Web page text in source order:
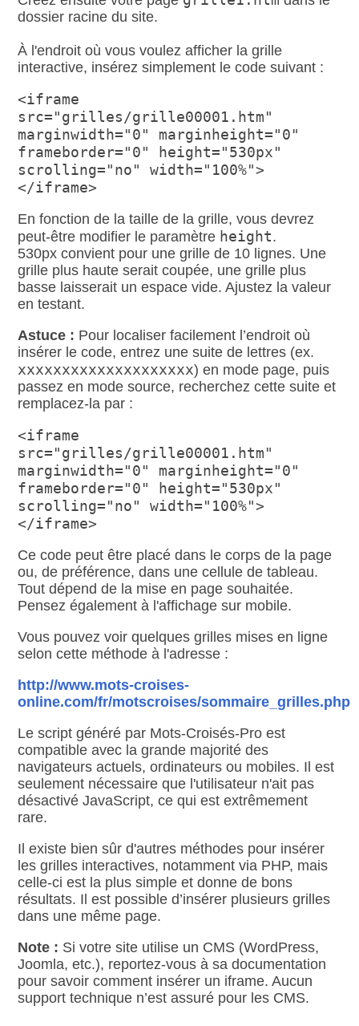
dossier racine du site.
À l'endroit où vous voulez afficher la grille
interactive, insérez simplement le code suivant :
<iframe
src="grilles/grille00001.htm"
marginwidth="0" marginheight="0"
frameborder="0" height="530px"
scrolling="no" width="100%">
</iframe>
En fonction de la taille de la grille, vous devrez
peut‑être modifier le paramètre height.
530px convient pour une grille de 10 lignes. Une
grille plus haute serait coupée, une grille plus
basse laisserait un espace vide. Ajustez la valeur
en testant.
Astuce : Pour localiser facilement l’endroit où
insérer le code, entrez une suite de lettres (ex.
xxxxxxxxxxxxxxxxxxxx) en mode page, puis
passez en mode source, recherchez cette suite et
remplacez-la par :
<iframe
src="grilles/grille00001.htm"
marginwidth="0" marginheight="0"
frameborder="0" height="530px"
scrolling="no" width="100%">
</iframe>
Ce code peut être placé dans le corps de la page
ou, de préférence, dans une cellule de tableau.
Tout dépend de la mise en page souhaitée.
Pensez également à l'affichage sur mobile.
Vous pouvez voir quelques grilles mises en ligne
selon cette méthode à l'adresse :
http://www.mots-croises-
online.com/fr/motscroises/sommaire_grilles.php
Le script généré par Mots‑Croisés‑Pro est
compatible avec la grande majorité des
navigateurs actuels, ordinateurs ou mobiles. Il est
seulement nécessaire que l'utilisateur n'ait pas
désactivé JavaScript, ce qui est extrêmement
rare.
Il existe bien sûr d'autres méthodes pour insérer
les grilles interactives, notamment via PHP, mais
celle‑ci est la plus simple et donne de bons
résultats. Il est possible d’insérer plusieurs grilles
dans une même page.
Note : Si votre site utilise un CMS (WordPress,
Joomla, etc.), reportez‑vous à sa documentation
pour savoir comment insérer un iframe. Aucun
support technique n’est assuré pour les CMS.